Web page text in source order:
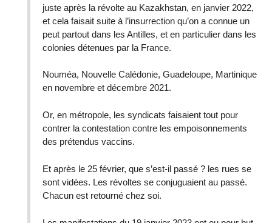
juste après la révolte au Kazakhstan, en janvier 2022,
et cela faisait suite à l’insurrection qu’on a connue un
peut partout dans les Antilles, et en particulier dans les
colonies détenues par la France.
Nouméa, Nouvelle Calédonie, Guadeloupe, Martinique
en novembre et décembre 2021.
Or, en métropole, les syndicats faisaient tout pour
contrer la contestation contre les empoisonnements
des prétendus vaccins.
Et après le 25 février, que s’est-il passé ? les rues se
sont vidées. Les révoltes se conjuguaient au passé.
Chacun est retourné chez soi.